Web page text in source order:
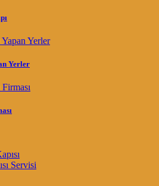
Yerler
Servisi